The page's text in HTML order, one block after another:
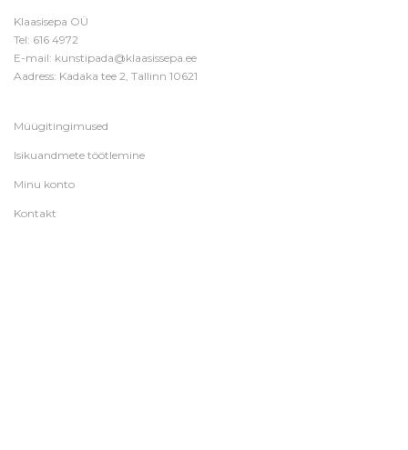
Klaasisepa OÜ
Tel: 616 4972
E-mail: kunstipada@klaasissepa.ee
Aadress: Kadaka tee 2, Tallinn 10621
Müügitingimused
Isikuandmete töötlemine
Minu konto
Kontakt